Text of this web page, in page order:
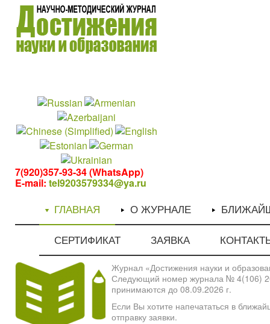
7(920)357-93-34 (WhatsApp)
E-mail: tel9203579334@ya.ru
ГЛАВНАЯ О ЖУРНАЛЕ
СЕРТИФИКАТ ЗАЯВКА
Журнал «Достижения науки и
Следующий номер журнала № 4(106)
принимаются до 08.09.2026 г.
Если Вы хотите напечататься в
отправку заявки.